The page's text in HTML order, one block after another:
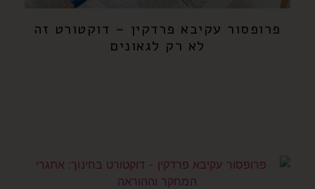
פרופסור עקיבא פרדקין – דוקטורט זה
לא רק לגאונים